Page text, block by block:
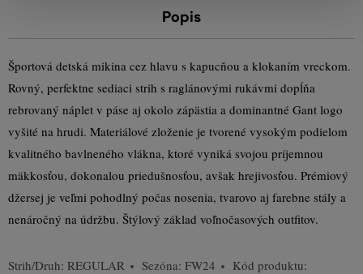
Popis
Športová detská mikina cez hlavu s kapucňou a klokaním vreckom.
Rovný, perfektne sediaci strih s raglánovými rukávmi dopĺňa
rebrovaný náplet v páse aj okolo zápästia a dominantné Gant logo
vyšité na hrudi. Materiálové zloženie je tvorené vysokým podielom
kvalitného bavlneného vlákna, ktoré vyniká svojou príjemnou
mäkkosťou, dokonalou priedušnosťou, avšak hrejivosťou. Prémiový
džersej je veľmi pohodlný počas nosenia, tvarovo aj farebne stály a
nenáročný na údržbu. Štýlový základ voľnočasových outfitov.
Strih/Druh: REGULAR Sezóna: FW24
Kód produktu: